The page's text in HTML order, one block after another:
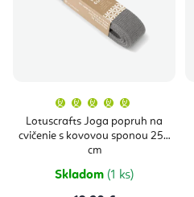
Lotuscrafts Joga popruh na
cvičenie s kovovou sponou 250
cm
produktu
je
5,0
Skladom (1 ks)